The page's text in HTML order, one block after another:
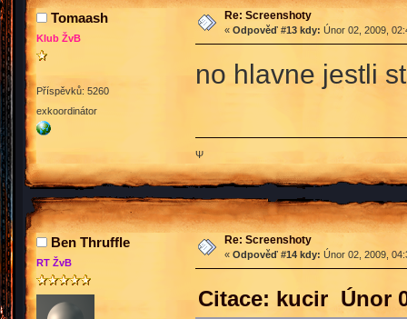
Tomaash
Klub ŽvB
Příspěvků: 5260
exkoordinátor
Re: Screenshoty
« Odpověď #13 kdy: Únor 02, 2009,
no hlavne jestli
Ψ
Ben Thruffle
RT ŽvB
Re: Screenshoty
« Odpověď #14 kdy: Únor 02, 2009,
Citace: kucir Únor